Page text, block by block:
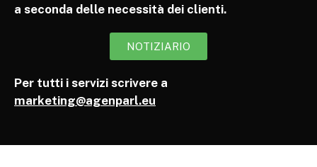
a seconda delle necessità dei clienti.
NOTIZIARIO
Per tutti i servizi scrivere a
marketing@agenparl.eu